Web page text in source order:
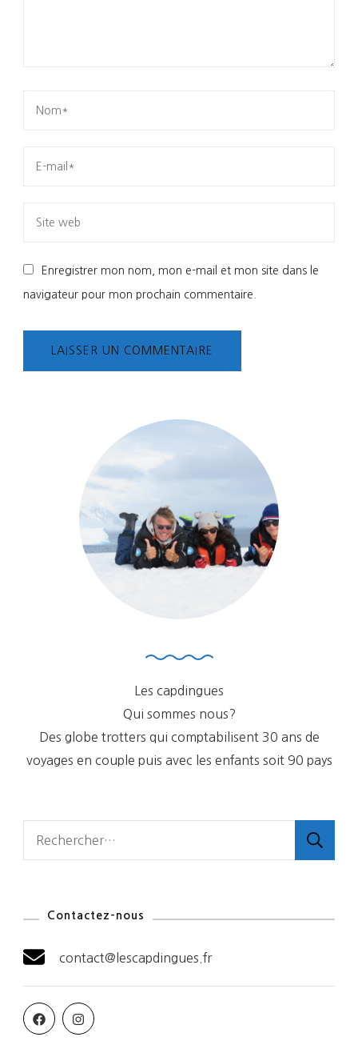
Enregistrer mon nom, mon e-mail et mon site dans le
navigateur pour mon prochain commentaire.
Les capdingues
Qui sommes nous?
Des globe trotters qui comptabilisent 30 ans de
voyages en couple puis avec les enfants soit 90 pays
Contactez-nous
contact@lescapdingues.fr